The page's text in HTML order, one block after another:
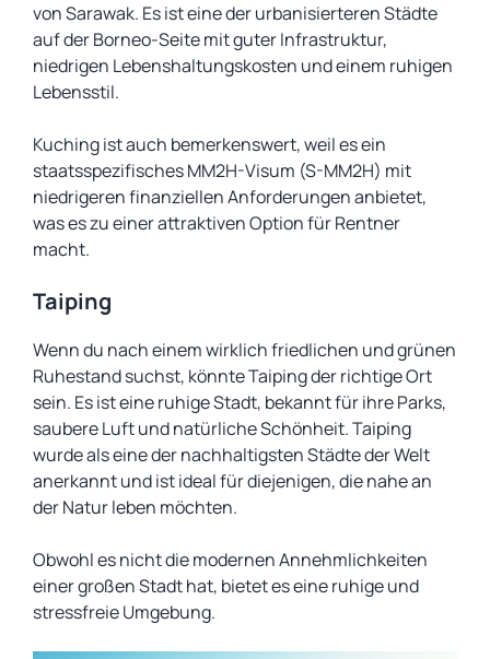
von Sarawak. Es ist eine der urbanisierteren Städte
auf der Borneo-Seite mit guter Infrastruktur,
niedrigen Lebenshaltungskosten und einem ruhigen
Lebensstil.
Kuching ist auch bemerkenswert, weil es ein
staatsspezifisches MM2H-Visum (S-MM2H) mit
niedrigeren finanziellen Anforderungen anbietet,
was es zu einer attraktiven Option für Rentner
macht.
Taiping
Wenn du nach einem wirklich friedlichen und grünen
Ruhestand suchst, könnte Taiping der richtige Ort
sein. Es ist eine ruhige Stadt, bekannt für ihre Parks,
saubere Luft und natürliche Schönheit. Taiping
wurde als eine der nachhaltigsten Städte der Welt
anerkannt und ist ideal für diejenigen, die nahe an
der Natur leben möchten.
Obwohl es nicht die modernen Annehmlichkeiten
einer großen Stadt hat, bietet es eine ruhige und
stressfreie Umgebung.